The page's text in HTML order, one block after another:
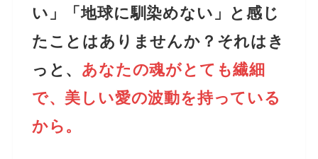
い」「地球に馴染めない」と感じ
たことはありませんか？それはき
っと、 あなたの魂がとても繊細
で、美しい愛の波動を持っている
から。